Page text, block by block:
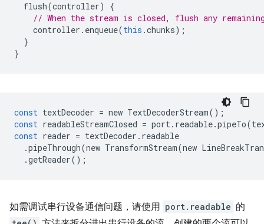
flush(controller)
{
// When the stream is closed, flush any
controller . enqueue(this .chunks);
}
}
const textDecoder = new TextDecoderStream();
const readableStreamClosed = port. readable.pipeTo(
const reader = textDecoder . readable
.pipeThrough(new TransformStream(new
.getReader();
如需调试串行设备通信问题，请使用 port.readable 的